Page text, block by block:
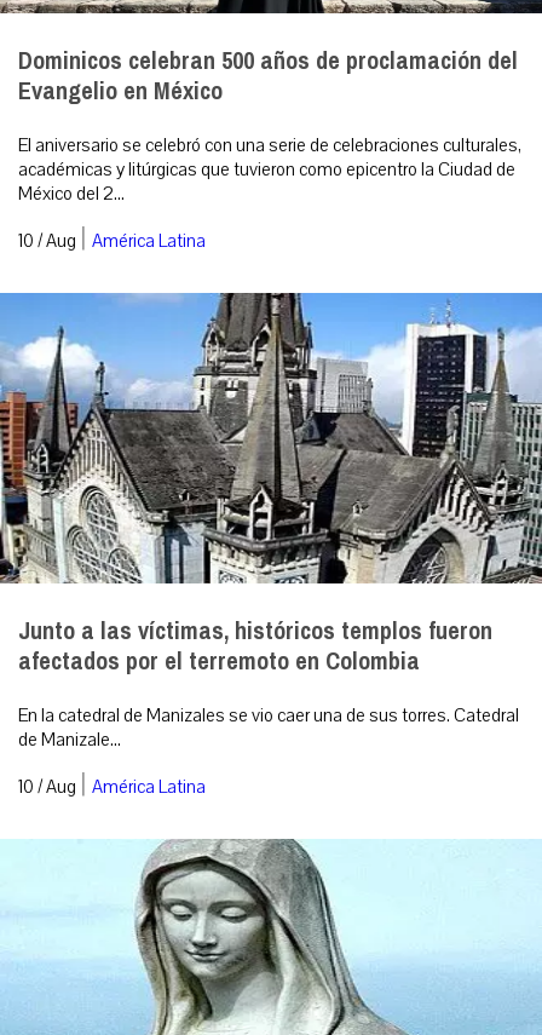
Dominicos celebran 500 años de proclamación del
Evangelio en México
El aniversario se celebró con una serie de celebraciones culturales,
académicas y litúrgicas que tuvieron como epicentro la Ciudad de
México del 2...
10 / Aug | América Latina
Junto a las víctimas, históricos templos fueron
afectados por el terremoto en Colombia
En la catedral de Manizales se vio caer una de sus torres. Catedral
de Manizale...
10 / Aug | América Latina